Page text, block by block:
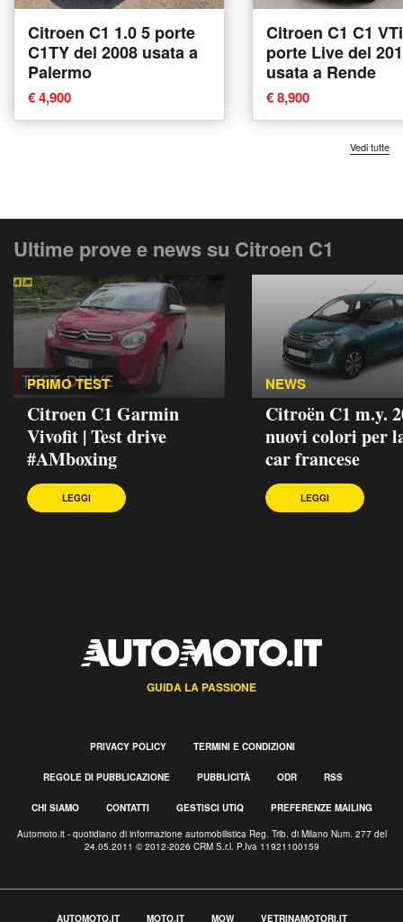
Citroen C1 1.0 5 porte
C1TY del 2008 usata a
Palermo
€ 4,900
Citroen C1 C1
porte Live del
usata a Rende
€ 8,900
Vedi tutte
Ultime prove e news su Citroen C1
PRIMO TEST
Citroen C1 Garmin
Vivofit | Test drive
#AMboxing
LEGGI
NEWS
Citroën C1 m.y.
nuovi colori per
car francese
LEGGI
GUIDA LA PASSIONE
PRIVACY POLICY TERMINI E CONDIZIONI
REGOLE DI PUBBLICAZIONE PUBBLICITÀ ODR RSS
CHI SIAMO CONTATTI GESTISCI UTIQ PREFERENZE MAILING
Automoto.it - quotidiano di informazione automobilistica Reg. Trib. di Milano Num. 277 del
24.05.2011 © 2012-2026 CRM S.r.l. P.Iva 11921100159
AUTOMOTO.IT MOTO.IT MOW VETRINAMOTORI.IT